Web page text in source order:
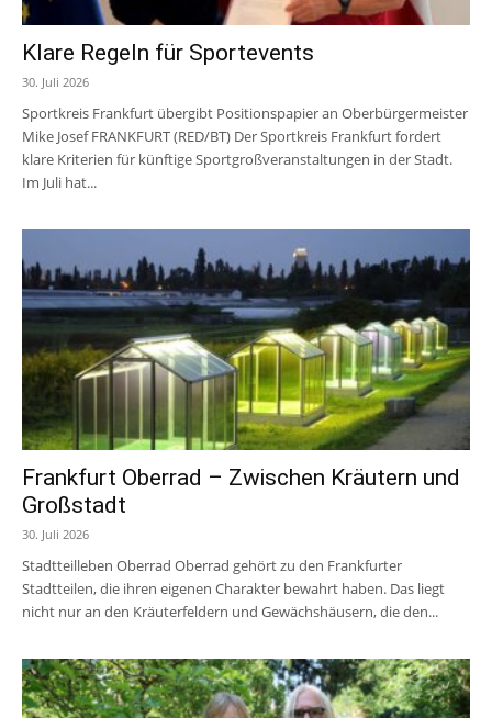
Klare Regeln für Sportevents
30. Juli 2026
Sportkreis Frankfurt übergibt Positionspapier an Oberbürgermeister
Mike Josef FRANKFURT (RED/BT) Der Sportkreis Frankfurt fordert
klare Kriterien für künftige Sportgroßveranstaltungen in der Stadt.
Im Juli hat...
Frankfurt Oberrad – Zwischen Kräutern und
Großstadt
30. Juli 2026
Stadtteilleben Oberrad Oberrad gehört zu den Frankfurter
Stadtteilen, die ihren eigenen Charakter bewahrt haben. Das liegt
nicht nur an den Kräuterfeldern und Gewächshäusern, die den...